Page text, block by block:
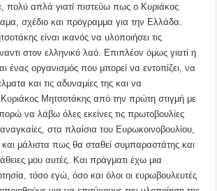
πολύ απλά γιατί πιστεύω πως ο Κυριάκος
σχέδιο και πρόγραμμα για την Ελλάδα.
είναι ικανός να υλοποιήσει τις
στον ελληνικό λαό. Επιπλέον όμως γιατί η
ένας οργανισμός που μπορεί να εντοπίζει, να
και τις αδυναμίες της και να
Κυριάκος Μητσοτάκης από την πρώτη στιγμή με
να λάβω όλες εκείνες τις πρωτοβουλίες
στα πλαίσια του Ευρωκοινοβουλίου,
και μάλιστα πως θα σταθεί συμπαραστάτης και
μου αυτές. Και πράγματι έχω μια
τόσο εγώ, όσο και όλοι οι ευρωβουλευτές